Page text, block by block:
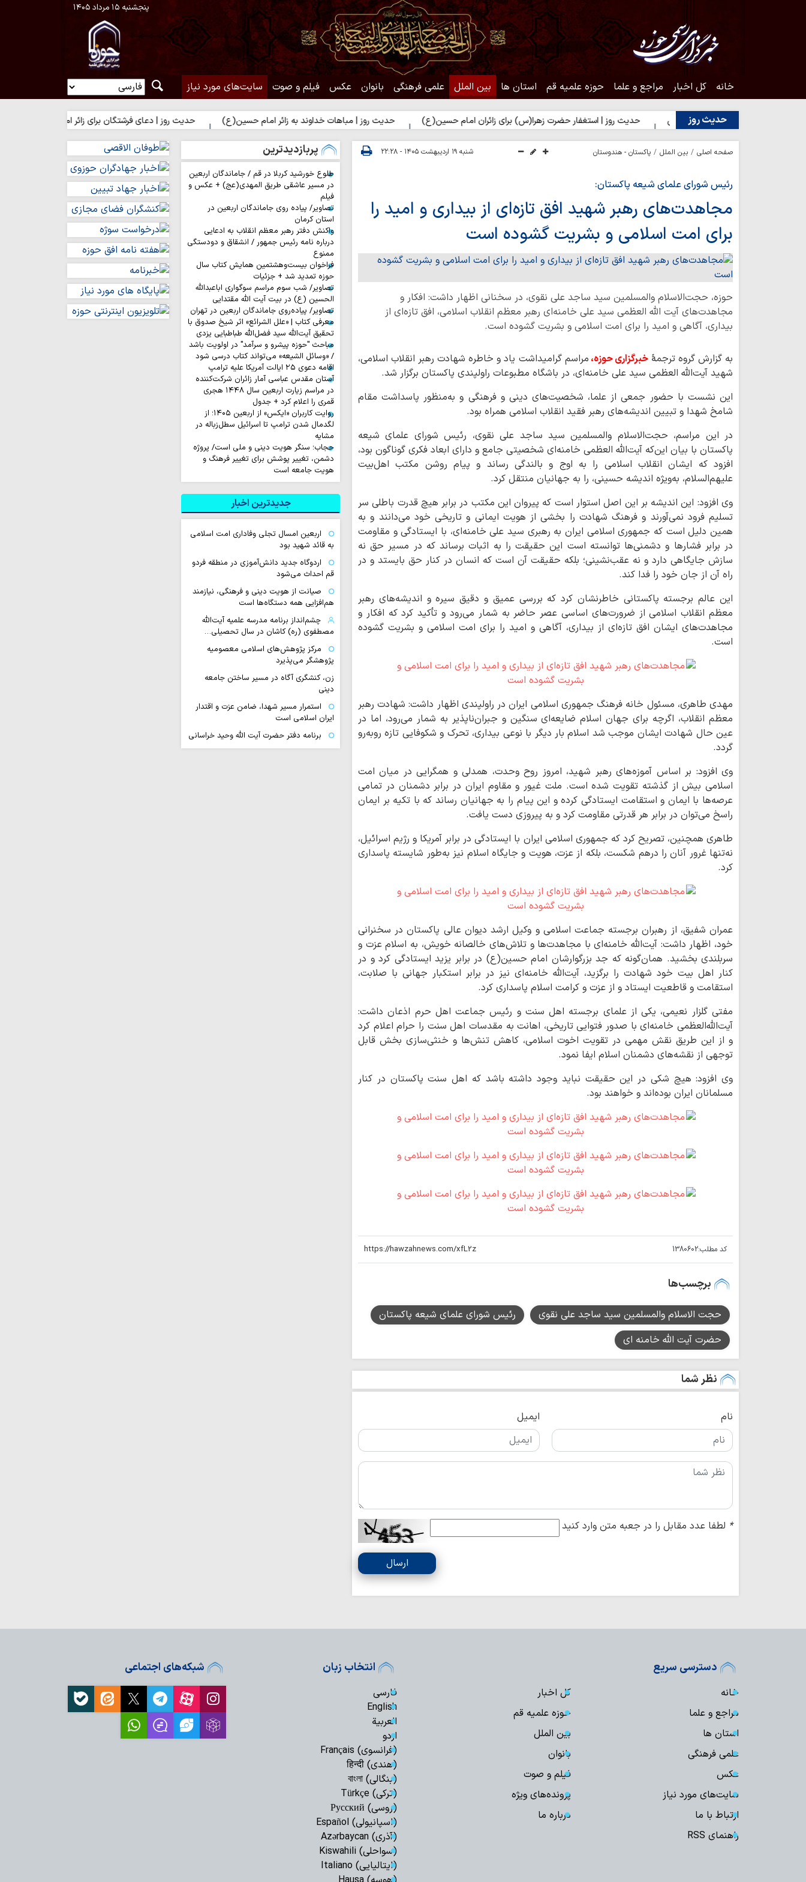
پنجشنبه ۱۵ مرداد ۱۴۰۵
خانه کل اخبار مراجع و علما حوزه علمیه قم استان ها بین الملل علمی فرهنگی بانوان عکس فیلم و صوت سایت‌های مورد نیاز
حدیث روز
روز | شکیبایی بر تلخی حق حدیث روز | استغفار حضرت زهرا(س) برای زائران امام حسین(ع) حدیث روز | مباهات خداوند به زائر امام حسین(ع) حدیث روز | دعای فرشتگان برای زائر امام حسین(ع)
صفحه اصلی بین الملل پاکستان - هندوستان شنبه ۱۹ اردیبهشت ۱۴۰۵ - ۲۲:۲۸
رئیس شورای علمای شیعه پاکستان:
مجاهدت‌های رهبر شهید افق تازه‌ای از بیداری و امید را
برای امت اسلامی و بشریت گشوده است
حوزه، حجت‌الاسلام والمسلمین سید ساجد علی نقوی، در سخنانی اظهار داشت: افکار و
مجاهدت‌های آیت الله العظمی سید علی خامنه‌ای رهبر معظم انقلاب اسلامی، افق تازه‌ای از
بیداری، آگاهی و امید را برای امت اسلامی و بشریت گشوده است.
به گزارش گروه ترجمۀخبرگزاری حوزه، مراسم گرامیداشت یاد و خاطره شهادت رهبر انقلاب اسلامی،
شهید آیت‌الله العظمی سید علی خامنه‌ای، در باشگاه مطبوعات راولپندی پاکستان برگزار شد.
این نشست با حضور جمعی از علما، شخصیت‌های دینی و فرهنگی و به‌منظور پاسداشت مقام
شامخ شهدا و تبیین اندیشه‌های رهبر فقید انقلاب اسلامی همراه بود.
در این مراسم، حجت‌الاسلام والمسلمین سید ساجد علی نقوی، رئیس شورای علمای شیعه
پاکستان با بیان این‌که آیت‌الله العظمی خامنه‌ای شخصیتی جامع و دارای ابعاد فکری گوناگون بود،
افزود که ایشان انقلاب اسلامی را به اوج و بالندگی رساند و پیام روشن مکتب اهل‌بیت
علیهم‌السلام، به‌ویژه اندیشه حسینی، را به جهانیان منتقل کرد.
وی افزود: این اندیشه بر این اصل استوار است که پیروان این مکتب در برابر هیچ قدرت باطلی سر
تسلیم فرود نمی‌آورند و فرهنگ شهادت را بخشی از هویت ایمانی و تاریخی خود می‌دانند و به
همین دلیل است که جمهوری اسلامی ایران به رهبری سید علی خامنه‌ای، با ایستادگی و مقاومت
در برابر فشارها و دشمنی‌ها توانسته است این حقیقت را به اثبات برساند که در مسیر حق نه
سازش جایگاهی دارد و نه عقب‌نشینی؛ بلکه حقیقت آن است که انسان در کنار حق بایستد و در
راه آن از جان خود را فدا کند.
این عالم برجسته پاکستانی خاطرنشان کرد که بررسی عمیق و دقیق سیره و اندیشه‌های رهبر
معظم انقلاب اسلامی از ضرورت‌های اساسی عصر حاضر به شمار می‌رود و تأکید کرد که افکار و
مجاهدت‌های ایشان افق تازه‌ای از بیداری، آگاهی و امید را برای امت اسلامی و بشریت گشوده
است.
مهدی طاهری، مسئول خانه فرهنگ جمهوری اسلامی ایران در راولپندی اظهار داشت: شهادت رهبر
معظم انقلاب، اگرچه برای جهان اسلام ضایعه‌ای سنگین و جبران‌ناپذیر به شمار می‌رود، اما در
عین حال شهادت ایشان موجب شد اسلام بار دیگر با نوعی بیداری، تحرک و شکوفایی تازه روبه‌رو
گردد.
وی افزود: بر اساس آموزه‌های رهبر شهید، امروز روح وحدت، همدلی و همگرایی در میان امت
اسلامی بیش از گذشته تقویت شده است. ملت غیور و مقاوم ایران در برابر دشمنان در تمامی
عرصه‌ها با ایمان و استقامت ایستادگی کرده و این پیام را به جهانیان رساند که با تکیه بر ایمان
راسخ می‌توان در برابر هر قدرتی مقاومت کرد و به پیروزی دست یافت.
طاهری همچنین، تصریح کرد که جمهوری اسلامی ایران با ایستادگی در برابر آمریکا و رژیم اسرائیل،
نه‌تنها غرور آنان را درهم شکست، بلکه از عزت، هویت و جایگاه اسلام نیز به‌طور شایسته پاسداری
کرد.
عمران شفیق، از رهبران برجسته جماعت اسلامی و وکیل ارشد دیوان عالی پاکستان در سخنرانی
خود، اظهار داشت: آیت‌الله خامنه‌ای با مجاهدت‌ها و تلاش‌های خالصانه خویش، به اسلام عزت و
سربلندی بخشید. همان‌گونه که جد بزرگوارشان امام حسین(ع) در برابر یزید ایستادگی کرد و در
کنار اهل ‌بیت خود شهادت را برگزید، آیت‌الله خامنه‌ای نیز در برابر استکبار جهانی با صلابت،
استقامت و قاطعیت ایستاد و از عزت و کرامت اسلام پاسداری کرد.
مفتی گلزار نعیمی، یکی از علمای برجسته اهل سنت و رئیس جماعت اهل حرم اذعان داشت:
آیت‌الله‌العظمی خامنه‌ای با صدور فتوایی تاریخی، اهانت به مقدسات اهل سنت را حرام اعلام کرد
و از این طریق نقش مهمی در تقویت اخوت اسلامی، کاهش تنش‌ها و خنثی‌سازی بخش قابل
توجهی از نقشه‌های دشمنان اسلام ایفا نمود.
وی افزود: هیچ شکی در این حقیقت نباید وجود داشته باشد که اهل سنت پاکستان در کنار
مسلمانان ایران بوده‌اند و خواهند بود.
کد مطلب:1380602
برچسب‌ها
حجت الاسلام والمسلمین سید ساجد علی نقوی
رئیس شورای علمای شیعه پاکستان
حضرت آیت الله خامنه ای
نظر شما
نام ایمیل
* لطفا عدد مقابل را در جعبه متن وارد کنید
ارسال
پربازدیدترین
طلوع خورشید کربلا در قم / جاماندگان اربعین
در مسیر عاشقی طریق المهدی(عج) + عکس و
فیلم
تصاویر/ پیاده روی جاماندگان اربعین در
استان کرمان
واکنش دفتر رهبر معظم انقلاب به ادعایی
درباره نامه رئیس جمهور / انشقاق و دودستگی
ممنوع
فراخوان بیست‌وهشتمین همایش کتاب سال
حوزه تمدید شد + جزئیات
تصاویر/ شب سوم مراسم سوگواری اباعبدالله
الحسین (ع) در بیت آیت الله مقتدایی
تصاویر/ پیاده‌روی جاماندگان اربعین در تهران
معرفی کتاب | «علل الشرائع» اثر شیخ صدوق با
تحقیق آیت‌الله سید فضل‌الله طباطبایی یزدی
مباحث "حوزه پیشرو و سرآمد" در اولویت باشد
/ «وسائل الشیعه» می‌تواند کتاب درسی شود
اقامه دعوی ۲۵ ایالت آمریکا علیه ترامپ
آستان مقدس عباسی آمار زائران شرکت‌کننده
در مراسم زیارت اربعین سال ۱۴۴۸ هجری
قمری را اعلام کرد + جدول
روایت‌ کاربران «ایکس» از اربعین ۱۴۰۵؛ از
لگدمال شدن ترامپ تا اسرائیل سطل‌زباله‌ در
مشایه
حجاب؛ سنگر هویت دینی و ملی است/ پروژه
دشمن، تغییر پوشش برای تغییر فرهنگ و
هویت جامعه است
جدیدترین اخبار
اربعین امسال تجلی وفاداری امت اسلامی
به قائد شهید بود
اردوگاه جدید دانش‌آموزی در منطقه فردو
قم احداث می‌شود
صیانت از هویت دینی و فرهنگی، نیازمند
هم‌افزایی همه دستگاه‌ها است
چشم‌انداز برنامه مدرسه علمیه آیت‌الله
مصطفوی (ره) کاشان در سال تحصیلی…
مرکز پژوهش‌های اسلامی معصومیه
پژوهشگر می‌پذیرد
زن، کنشگری آگاه در مسیر ساختن جامعه
دینی
استمرار مسیر شهدا، ضامن عزت و اقتدار
ایران اسلامی است
برنامه دفتر حضرت آیت الله وحید خراسانی
به مناسبت ایام پایانی ماه صفر
اسلامی برای تحقق عدالت اجتماعی…
دسترسی سریع
خانه
کل اخبار
مراجع و علما
حوزه علمیه قم
استان ها
بین الملل
علمی فرهنگی
بانوان
عکس
فیلم و صوت
سایت‌های مورد نیاز
پرونده‌های ویژه
ارتباط با ما
درباره ما
راهنمای RSS
انتخاب زبان
فارسی
English
العربیة
اردو
(فرانسوی) Français
(هندی) हिन्दी
(بنگالی) বাংলা
(ترکی) Türkçe
(روسی) Русский
(اسپانیولی) Español
(آذری) Azərbaycan
(سواحلی) Kiswahili
(ایتالیایی) Italiano
شبکه‌های اجتماعی